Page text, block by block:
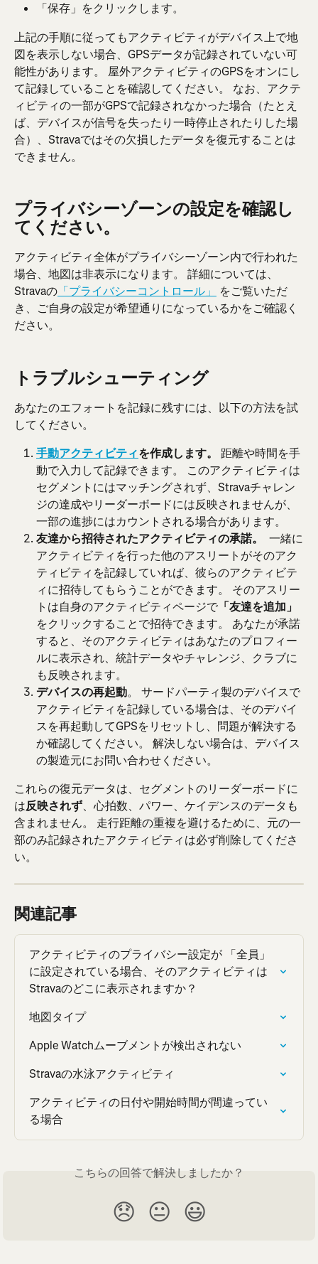
「保存」をクリックします。
上記の手順に従ってもアクティビティがデバイス上で地
図を表示しない場合、GPSデータが記録されていない可
能性があります。 屋外アクティビティのGPSをオンにし
て記録していることを確認してください。 なお、アクテ
ィビティの一部がGPSで記録されなかった場合（たとえ
ば、デバイスが信号を失ったり一時停止されたりした場
合）、Stravaではその欠損したデータを復元することは
できません。
プライバシーゾーンの設定を確認し
てください。
アクティビティ全体がプライバシーゾーン内で行われた
場合、地図は非表示になります。 詳細については、
Stravaの 「プライバシーコントロール」
をご覧いただ
き、ご自身の設定が希望通りになっているかをご確認く
ださい。
トラブルシューティング
あなたのエフォートを記録に残すには、以下の方法を試
してください。
手動アクティビティを作成します。
距離や時間を手
動で入力して記録できます。 このアクティビティは
セグメントにはマッチングされず、Stravaチャレン
ジの達成やリーダーボードには反映されませんが、
一部の進捗にはカウントされる場合があります。
友達から招待されたアクティビティの承諾。
一緒に
アクティビティを行った他のアスリートがそのアク
ティビティを記録していれば、彼らのアクティビテ
ィに招待してもらうことができます。 そのアスリー
トは自身のアクティビティページで 「友達を追加」
をクリックすることで招待できます。 あなたが承諾
すると、そのアクティビティはあなたのプロフィー
ルに表示され、統計データやチャレンジ、クラブに
も反映されます。
デバイスの再起動。 サードパーティ製のデバイスで
アクティビティを記録している場合は、そのデバイ
スを再起動してGPSをリセットし、問題が解決する
か確認してください。 解決しない場合は、デバイス
の製造元にお問い合わせください。
これらの復元データは、セグメントのリーダーボードに
は反映されず、心拍数、パワー、ケイデンスのデータも
含まれません。 走行距離の重複を避けるために、元の一
部のみ記録されたアクティビティは必ず削除してくださ
い。
関連記事
アクティビティのプライバシー設定が 「全員」
に設定されている場合、そのアクティビティは
Stravaのどこに表示されますか？
地図タイプ
Apple Watchムーブメントが検出されない
Stravaの水泳アクティビティ
アクティビティの日付や開始時間が間違ってい
る場合
こちらの回答で解決しましたか？
😞 😐 😃